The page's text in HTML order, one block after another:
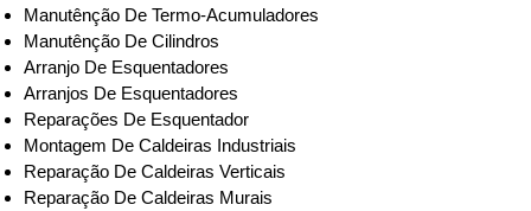
Manutênção De Termo-Acumuladores
Manutênção De Cilindros
Arranjo De Esquentadores
Arranjos De Esquentadores
Reparações De Esquentador
Montagem De Caldeiras Industriais
Reparação De Caldeiras Verticais
Reparação De Caldeiras Murais